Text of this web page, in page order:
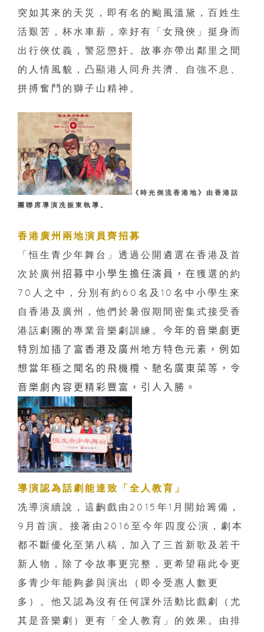
突如其來的天災，即有名的颱風溫黛，百姓生
活艱苦，杯水車薪，幸好有「女飛俠」挺身而
出行俠仗義，警惡懲奸。故事亦帶出鄰里之間
的人情風貌，凸顯港人同舟共濟、自強不息、
拼搏奮鬥的獅子山精神。
《時光倒流香港地》由香港話
團聯席導演冼振東執導。
香港廣州兩地演員齊招募
「恒生青少年舞台」透過公開遴選在香港及首
次於廣州 招募中小學生擔任演員，在 獲選的約
70 人之中，分別有約 60 名及 10 名中小學生來
自香港及廣州，他們於暑假期間密集式接受香
港話劇團的專業音樂劇訓練。 今年的音樂劇更
特別加插了富香港及廣州地方特色元素，例如
想當年極之聞名的飛機欖、馳名廣東菜等，令
音樂劇內容更精彩豐富，引人入勝。
導演認為話劇能達致「全人教育」
冼導演續說，這齣戲由 2015 年1 月開始籌備，
9 月首演。接著由 2016 至今年四度公演，劇本
都不斷優化至第八稿，加入了三首新歌及若干
新人物，除了令故事更完整，更希望藉此令更
多青少年能夠參與演出（即令受惠人數更
多）。他又認為沒有任何課外活動比戲劇（尤
其是音樂劇）更有「全人教育」的效果。由排